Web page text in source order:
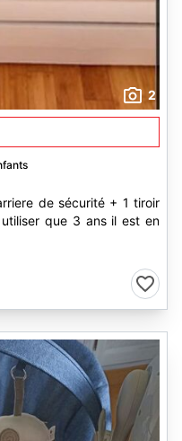
2
de sécurité + 1 tiroir
que 3 ans il est en